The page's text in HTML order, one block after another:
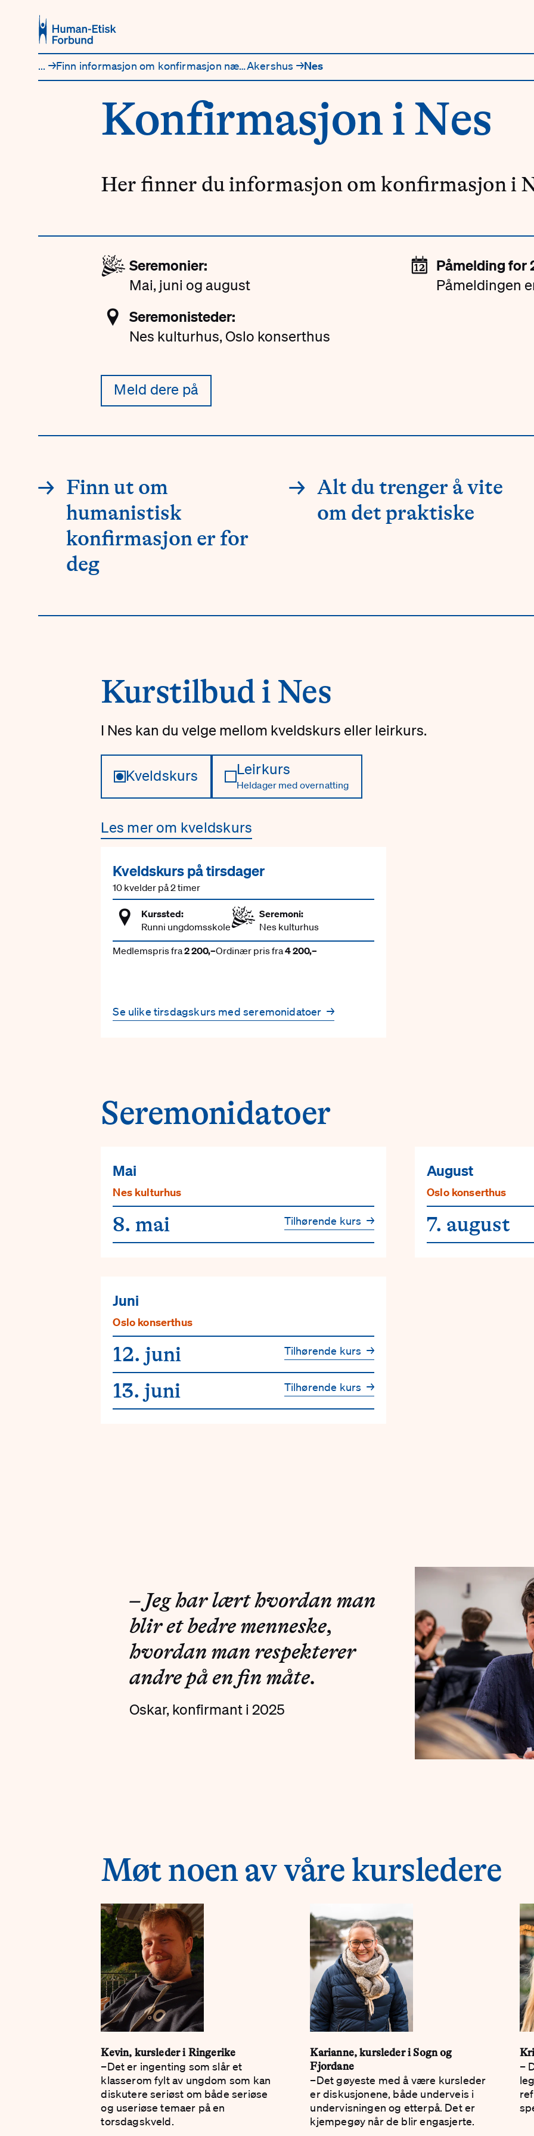
... → Finn informasjon om konfirmasjon nær deg →
Akershus →Nes
Konfirmasjon i Nes
Her finner du informasjon om konfirmasjon i
🎉 Seremonier:
Mai, juni og august
📍 Seremonisteder:
Nes kulturhus, Oslo konserthus
📆 Påmelding for
Påmeldingen
Meld dere på
→ Finn ut om
humanistisk
konfirmasjon er for
deg
→ Alt du trenger å vite
om det praktiske
Kurstilbud i Nes
I Nes kan du velge mellom kveldskurs eller leirkurs.
Kveldskurs Leirkurs
Heldager med overnatting
Les mer om kveldskurs
Kveldskurs på tirsdager
10 kvelder på 2 timer
Kurssted:
Runni ungdomsskole
Seremoni:
Nes kulturhus
Medlemspris fra2 200,–Ordinær pris fra4 200,–
Se ulike tirsdagskurs med seremonidatoer →
Seremonidatoer
Mai
Nes kulturhus
8. mai Tilhørende kurs →
Juni
Oslo konserthus
12. juni Tilhørende kurs →
13. juni Tilhørende kurs →
August
Oslo konserthus
7. august
– Jeg har lært hvordan man
blir et bedre menneske,
hvordan man respekterer
andre på en fin måte.
Oskar, konfirmant i 2025
Møt noen av våre kursledere
Kevin, kursleder i Ringerike
–Det er ingenting som slår et
klasserom fylt av ungdom som kan
diskutere seriøst om både seriøse
og useriøse temaer på en
torsdagskveld.
Karianne, kursleder i Sogn og
Fjordane
–Det gøyeste med å være kurs­leder
er diskusjonene, både underveis i
undervisningen og etterpå. Det er
kjempegøy når de blir engasjerte.
–